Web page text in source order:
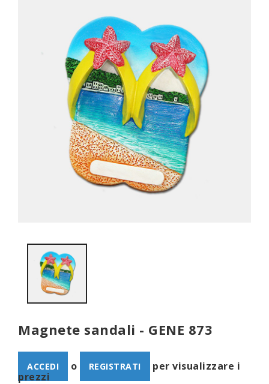
Magnete sandali - GENE 873
ACCEDI o REGISTRATI
per visualizzare i
prezzi